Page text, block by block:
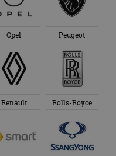
Opel Peugeot
Renault Rolls-Royce